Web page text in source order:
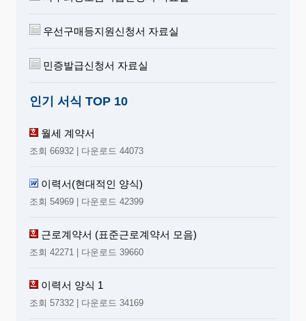
우선구매등지원신청서 자료실
민증발급신청서 자료실
인기 서식 TOP 10
월세 계약서
조회 66932 | 다운로드 44073
이력서(현대적인 양식)
조회 54969 | 다운로드 42399
근로계약서 (표준근로계약서 모음)
조회 42271 | 다운로드 39660
이력서 양식 1
조회 57332 | 다운로드 34169